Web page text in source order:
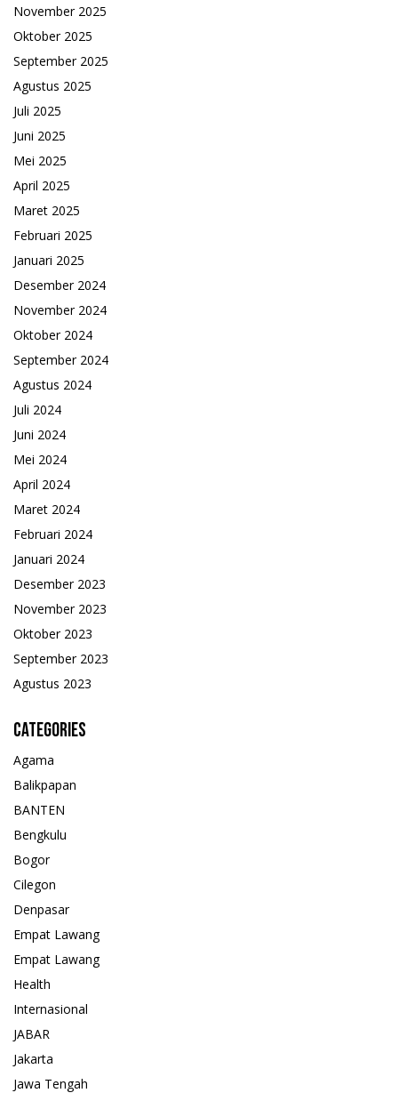
November 2025
Oktober 2025
September 2025
Agustus 2025
Juli 2025
Juni 2025
Mei 2025
April 2025
Maret 2025
Februari 2025
Januari 2025
Desember 2024
November 2024
Oktober 2024
September 2024
Agustus 2024
Juli 2024
Juni 2024
Mei 2024
April 2024
Maret 2024
Februari 2024
Januari 2024
Desember 2023
November 2023
Oktober 2023
September 2023
Agustus 2023
Categories
Agama
Balikpapan
BANTEN
Bengkulu
Bogor
Cilegon
Denpasar
Empat Lawang
Empat Lawang
Health
Internasional
JABAR
Jakarta
Jawa Tengah